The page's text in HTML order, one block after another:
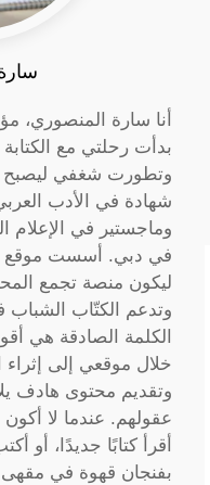
أنا سارة المنصوري،
بدأت رحلتي مع
وتطورت شغفي
شهادة في الأدب
وماجستير في الإعلام
في دبي. أسست موقع
ليكون منصة تجمع
وتدعم الكتّاب الشباب
الكلمة الصادقة هي
خلال موقعي إلى إثراء
وتقديم محتوى هادف
عقولهم. عندما لا
أقرأ كتابًا جديدًا، أو
بفنجان قهوة في مقهى